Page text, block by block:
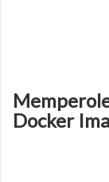
Docker